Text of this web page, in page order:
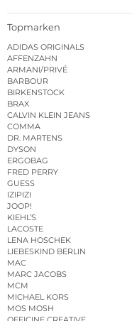
Topmarken
ADIDAS ORIGINALS
AFFENZAHN
ARMANI/PRIVÉ
BARBOUR
BIRKENSTOCK
BRAX
CALVIN KLEIN JEANS
COMMA
DR. MARTENS
DYSON
ERGOBAG
FRED PERRY
GUESS
IZIPIZI
JOOP!
KIEHL’S
LACOSTE
LENA HOSCHEK
LIEBESKIND BERLIN
MAC
MARC JACOBS
MCM
MICHAEL KORS
MOS MOSH